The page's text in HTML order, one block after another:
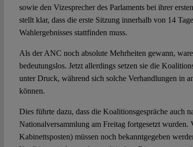
sowie den Vizesprecher des Parlaments bei ihrer
stellt klar, dass die erste Sitzung innerhalb von 14
Wahlergebnisses stattfinden muss.
Als der ANC noch absolute Mehrheiten gewann,
bedeutungslos. Jetzt allerdings setzen sie die
unter Druck, während sich solche Verhandlungen in
können.
Dies führte dazu, dass die Koalitionsgespräche auch
Nationalversammlung am Freitag fortgesetzt
Kabinettsposten) müssen noch bekanntgegeben